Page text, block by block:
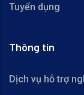
Tuyển dụng
Thông tin
Dịch vụ hỗ trợ